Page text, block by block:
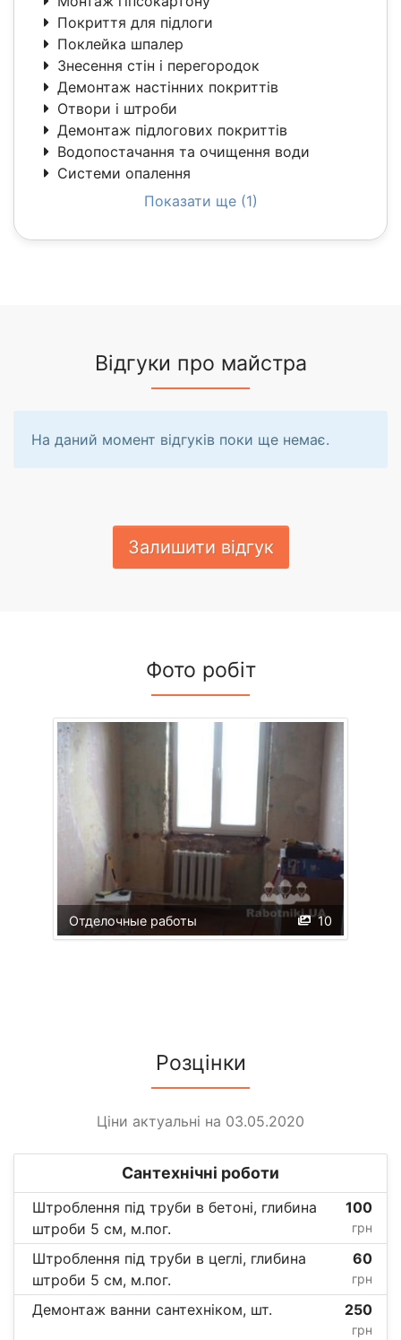
Покриття для підлоги
Поклейка шпалер
Знесення стін і перегородок
Демонтаж настінних покриттів
Отвори і штроби
Демонтаж підлогових покриттів
Водопостачання та очищення води
Системи опалення
Показати ще (1)
Відгуки про майстра
На даний момент відгуків поки ще немає.
Залишити відгук
Фото робіт
10
Отделочные работы
Розцінки
Ціни актуальні на 03.05.2020
Сантехнічні роботи
Штроблення під труби в бетоні, глибина
штроби 5 см, м.пог.
100
грн
Штроблення під труби в цеглі, глибина
штроби 5 см, м.пог.
60
грн
Демонтаж ванни сантехніком, шт. 250
грн